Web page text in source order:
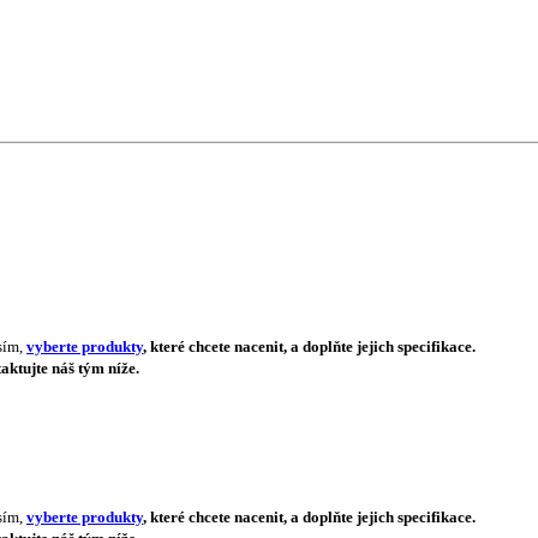
vyberte produkty, které chcete nacenit, a doplňte jejich specifikace.
náš tým níže.
vyberte produkty, které chcete nacenit, a doplňte jejich specifikace.